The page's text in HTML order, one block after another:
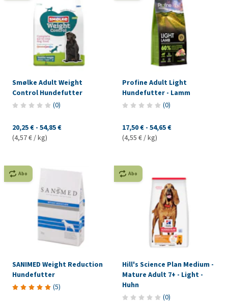
Smølke Adult Weight
Control Hundefutter
(0)
20,25 € - 54,85 €
(4,57 € / kg)
Profine Adult Light
Hundefutter - Lamm
(0)
17,50 € - 54,65 €
(4,55 € / kg)
Abo
SANIMED Weight Reduction
Hundefutter
(5)
Abo
Hill's Science Plan Medium -
Mature Adult 7+ - Light -
Huhn
(0)